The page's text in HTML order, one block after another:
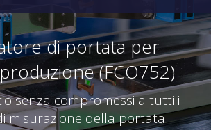
di portata per
(FCO752)
senza compromessi a tutti i
misurazione della portata